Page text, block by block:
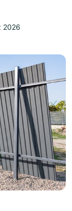
2026